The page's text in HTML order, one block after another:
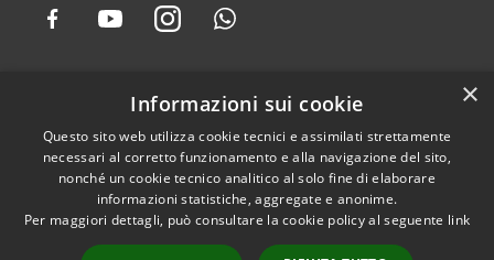
Facebook YoutubeInstagram
RSS
Accessibilità
Privacy
Mappa del sito
Gandino • Powered by
Municipium•Accesso
redazione
×
Informazioni sui cookie
Questo sito web utilizza cookie tecnici e assimilati strettamente
necessari al corretto funzionamento e alla navigazione del sito,
nonché un cookie tecnico analitico al solo fine di elaborare
informazioni statistiche, aggregate e anonime.
Per maggiori dettagli, può consultare la cookie policy al seguente link